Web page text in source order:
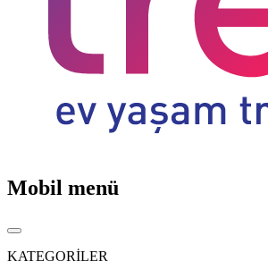
Mobil menü
KATEGORİLER